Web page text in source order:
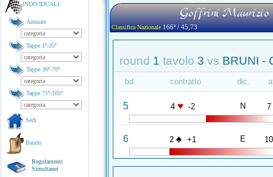
INDIVIDUALI
Annuale
Tappe 1ª-35ª
Tappe 36ª-70ª
Tappe 71ª-105ª
Sedi
Bando
Regolamenti
Simultanei
Goffrini Maurizio
Classifica Nazionale166ª / 45,73
round 1 tavolo 3 vs BRUNI -
bd. contratto dic.
5 4 ♥ -2 N 7
6 2 ♠ +1 E 10